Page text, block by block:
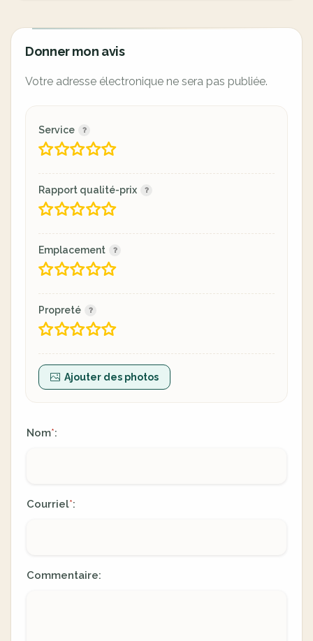
Donner mon avis
Votre adresse électronique ne sera pas publiée.
Service
Rapport qualité-prix
Emplacement
Propreté
Ajouter des photos
Nom*:
Courriel*:
Commentaire: